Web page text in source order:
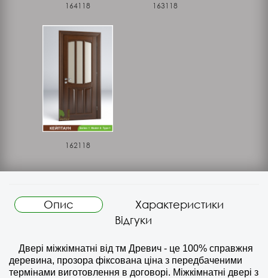
164118 163118
162118
Опис
Характеристики
Відгуки
Двері міжкімнатні від тм Древич - це 100% справжня
деревина, прозора фіксована ціна з передбаченими
термінами виготовлення в договорі. Міжкімнатні двері з